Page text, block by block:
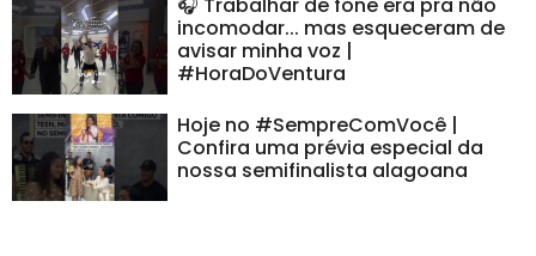
🎧 Trabalhar de fone era pra não
incomodar... mas esqueceram de
avisar minha voz |
#HoraDoVentura
Hoje no #SempreComVocê |
Confira uma prévia especial da
nossa semifinalista alagoana